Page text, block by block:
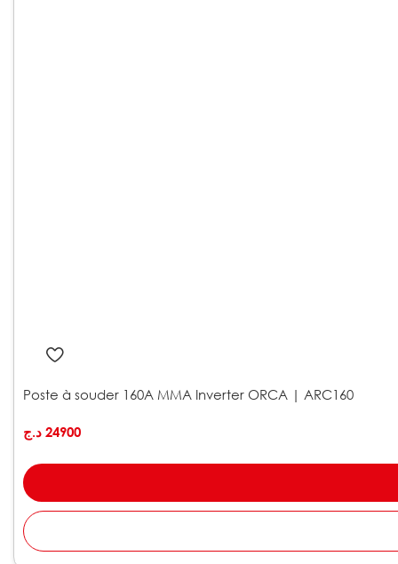
Poste à souder 160A MMA Inverter ORCA | ARC160
24900 د.ج